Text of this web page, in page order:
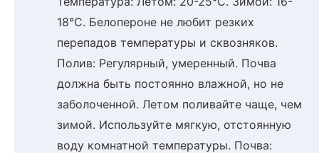
18°C. Белопероне не любит резких
перепадов температуры и сквозняков.
Полив: Регулярный, умеренный. Почва
должна быть постоянно влажной, но не
заболоченной. Летом поливайте чаще, чем
зимой. Используйте мягкую, отстоянную
воду комнатной температуры. Почва: